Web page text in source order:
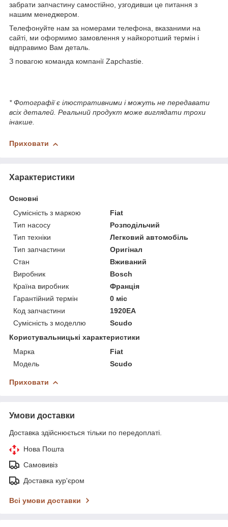
забрати запчастину самостійно, узгодивши це питання з
нашим менеджером.
Телефонуйте нам за номерами телефона, вказаними на
сайті, ми оформимо замовлення у найкоротший термін і
відправимо Вам деталь.
З повагою команда компанії Zapchastie.
* Фотографії є ілюстративними і можуть не передавати
всіх деталей. Реальний продукт може виглядати трохи
інакше.
Приховати
Характеристики
Основні
Сумісність з маркою
Fiat
Тип насосу
Розподільчий
Тип техніки
Легковий автомобіль
Тип запчастини
Оригінал
Стан
Вживаний
Виробник
Bosch
Країна виробник
Франція
Гарантійний термін
0 міс
Код запчастини
1920EA
Сумісність з моделлю
Scudo
Користувальницькі характеристики
Марка
Fiat
Модель
Scudo
Приховати
Умови доставки
Доставка здійснюється тільки по передоплаті.
Нова Пошта
Самовивіз
Доставка кур'єром
Всі умови доставки